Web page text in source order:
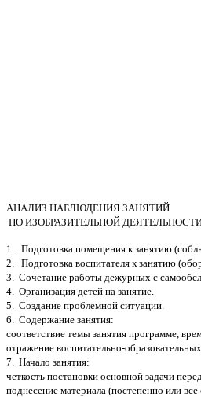
АНАЛИЗ НАБЛЮДЕНИЯ ЗАНЯТИЙ
ПО ИЗОБРАЗИТЕЛЬНОЙ
1. Подготовка помещения к занятию
2. Подготовка воспитателя к занятию
3. Сочетание работы дежурных с
4. Организация детей на занятие.
5. Создание проблемной ситуации.
6. Содержание занятия:
соответствие темы занятия программе,
отражение воспитательно-
7. Начало занятия:
четкость постановки основной задачи
поднесение материала (постепенно или все